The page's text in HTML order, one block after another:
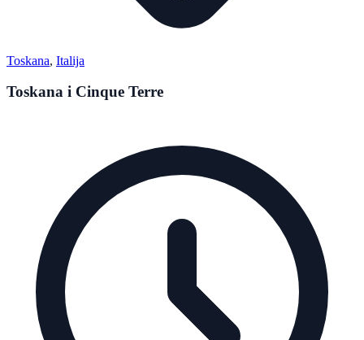
Toskana, Italija
Toskana i Cinque Terre